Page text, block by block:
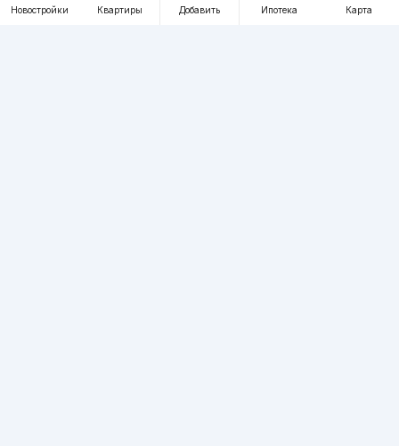
Новостройки Квартиры Добавить Ипотека Карта